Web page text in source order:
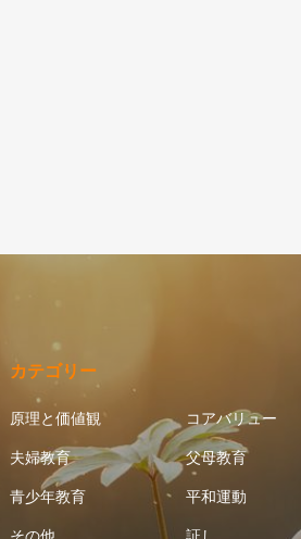
カテゴリー
原理と価値観 コアバリュー
夫婦教育 父母教育
青少年教育 平和運動